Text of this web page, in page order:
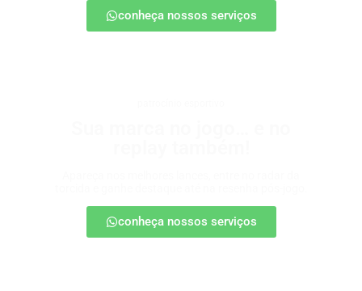
conheça nossos serviços
conheça nossos serviços